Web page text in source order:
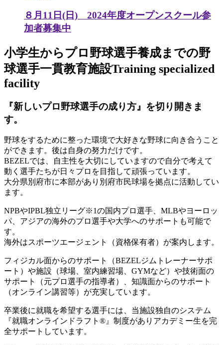
８月11日(日) 2024年度オープンスクール参
加者募集中
小学生からプロ野球選手養成までの野
球選手一貫教育施設Training specialized
facility
『新しいプロ野球選手の成り方』を切り開きま
す。
野球をするために整った環境で大好きな野球に向き合うこと
ができます。後は自身の努力だけです。
BEZELでは、自主性を大切にしていますので自分で考えて
動く選手たちが日々プロを目指して頑張っています。
大分県別府市に本部があり別府市民球場を拠点に活動してい
ます。
NPBやIPBL独立リーグ※1の国内プロ選手、MLBやヨーロッ
パ、アジアの海外のプロ選手や大学へのサポートも可能で
す。
海外はスポーツエージェント（資格保有者）が案内します。
フィジカル面からのサポート（BEZELジムトレーナーサポ
ート）や施設（球場、室内練習場、GYMなど）や技術面の
サポート（元プロ選手の指導者）、知識面からのサポート
（オンライン講習等）が充実しています。
卒業後に就職を希望する選手には、当施設独自のシステム
『就職オンラインドラフト®』制度がありアカデミー生を完
全サポートしています。